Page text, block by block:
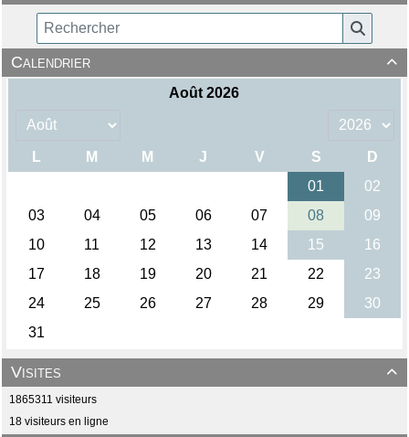

Calendrier

Visites
1865311 visiteurs
18 visiteurs en ligne